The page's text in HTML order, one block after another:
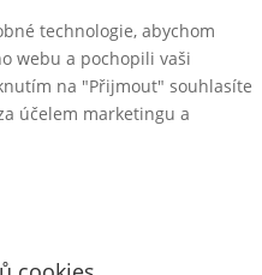
technologie, abychom
webu a pochopili vaši
na "Přijmout" souhlasíte
účelem marketingu a